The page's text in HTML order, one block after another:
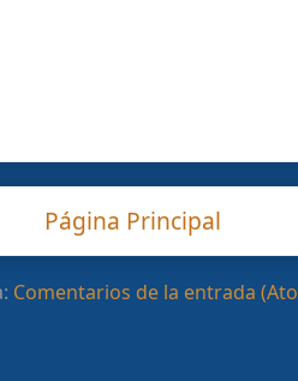
Página Principal
Comentarios de la entrada